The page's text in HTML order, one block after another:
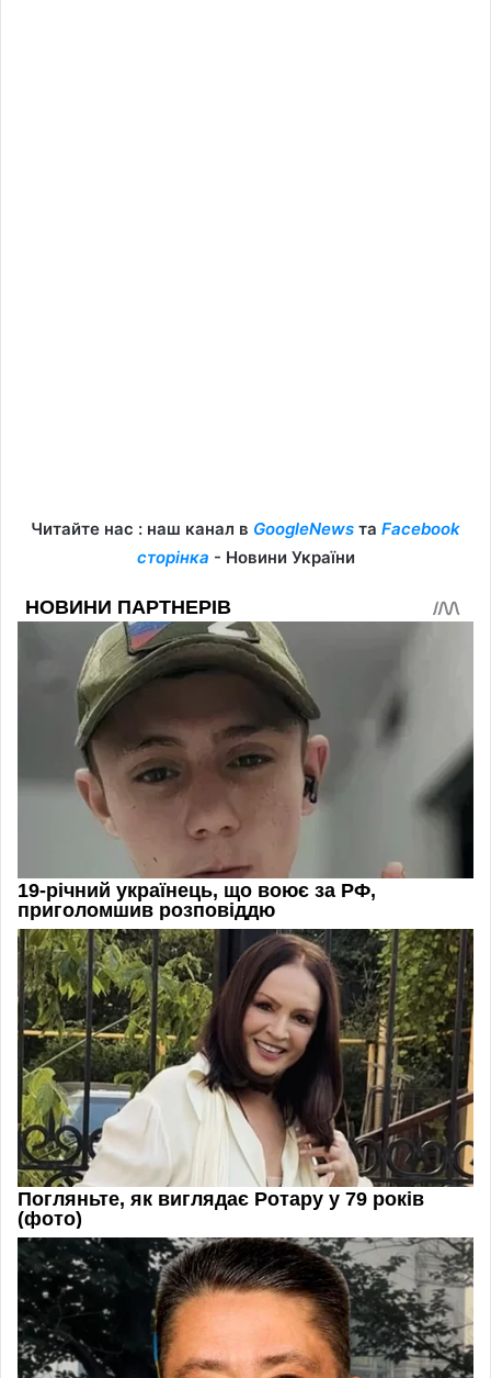
Читайте нас : наш канал в GoogleNews та Facebook
сторінка - Новини України